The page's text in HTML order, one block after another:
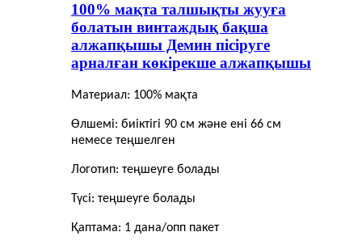
100% мақта талшықты жууға
болатын винтаждық бақша
алжапқышы Демин пісіруге
арналған көкірекше алжапқышы
Материал: 100% мақта
Өлшемі: биіктігі 90 см және ені 66 см
немесе теңшелген
Логотип: теңшеуге болады
Түсі: теңшеуге болады
Қаптама: 1 дана/опп пакет